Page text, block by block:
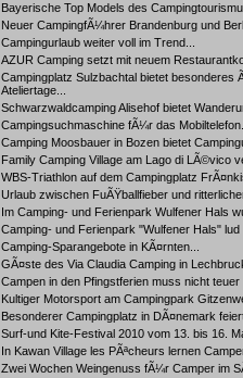
Bayerische Top Models des
Neuer CampingfÃ¼hrer Brandenburg und
Campingurlaub weiter voll im Trend...
AZUR Camping setzt mit neuem
Campingplatz Sulzbachtal bietet
Ateliertage...
Schwarzwaldcamping Alisehof bietet
Campingsuchmaschine fÃ¼r das
Camping Moosbauer in Bozen bietet
Family Camping Village am Lago di LÃ©vico
WBS-Triathlon auf dem Campingplatz
Urlaub zwischen FuÃŸballfieber und
Im Camping- und Ferienpark Wulfener Hals
Camping- und Ferienpark "Wulfener Hals"
Camping-Sparangebote in KÃ¤rnten...
GÃ¤ste des Via Claudia Camping in
Campen in den Pfingstferien muss nicht teuer
Kultiger Motorsport am Campingpark
Besonderer Campingplatz in DÃ¤nemark
Surf-und Kite-Festival 2010 vom 13. bis 16.
In Kawan Village les PÃªcheurs lernen
Zwei Wochen Weingenuss fÃ¼r Camper im